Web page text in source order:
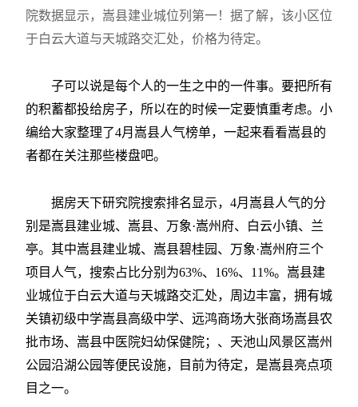
院数据显示，嵩县建业城位列第一！据了解，该小区位
于白云大道与天城路交汇处，价格为待定。
子可以说是每个人的一生之中的一件事。要把所有
的积蓄都投给房子，所以在的时候一定要慎重考虑。小
编给大家整理了4月嵩县人气榜单，一起来看看嵩县的
者都在关注那些楼盘吧。
据房天下研究院搜索排名显示，4月嵩县人气的分
别是嵩县建业城、嵩县、万象·嵩州府、白云小镇、兰
亭。其中嵩县建业城、嵩县碧桂园、万象·嵩州府三个
项目人气，搜索占比分别为63%、16%、11%。嵩县建
业城位于白云大道与天城路交汇处，周边丰富，拥有城
关镇初级中学嵩县高级中学、远鸿商场大张商场嵩县农
批市场、嵩县中医院妇幼保健院；、天池山风景区嵩州
公园沿湖公园等便民设施，目前为待定，是嵩县亮点项
目之一。